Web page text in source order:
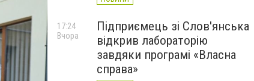
Підприємець зі Слов'янська
відкрив лабораторію
завдяки програмі «Власна
справа»
17:24
Вчора